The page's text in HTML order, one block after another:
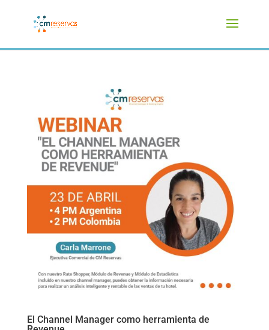
El Channel Manager como herramienta de